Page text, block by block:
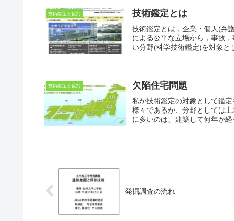
技術鑑定と裁判 技術鑑定とは
技術鑑定とは，企業・個人(弁
による公平な立場から，事故
い分野(科学技術鑑定)を対象
技術鑑定と裁判 欠陥住宅問題
私が技術鑑定の対象として鑑
様々であるが、分野としては
に多いのは、建築して何年か
発掘調査の流れ